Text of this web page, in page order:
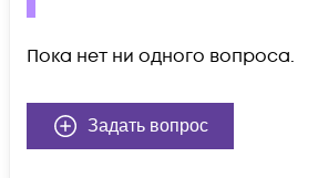
Пока нет ни одного вопроса.
Задать вопрос